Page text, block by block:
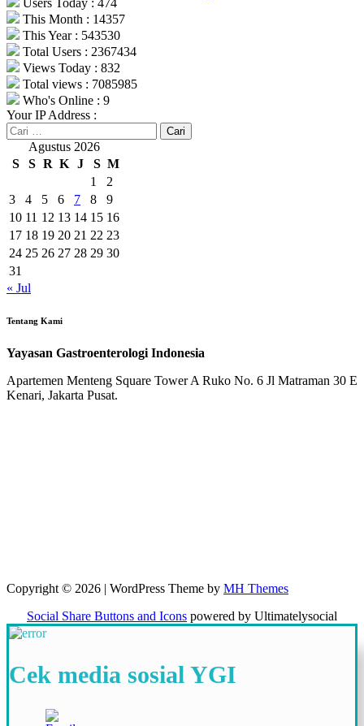
Users Today : 474
This Month : 14357
This Year : 543530
Total Users : 2367434
Views Today : 832
Total views : 7085985
Who's Online : 9
Your IP Address :
Cari
untuk:Agustus 2026
S
S R K J S M
1
2
3
4 5 6 7 8
9
10 11 12 13 14 15 16
17 18 19 20 21 22 23
24 25 26 27 28 29 30
31
« Jul
Tentang Kami
Yayasan Gastroenterologi Indonesia
Apartemen Menteng Square Tower A Ruko No. 6 Jl Matraman 30 E
Kenari, Jakarta Pusat.
Copyright © 2026 | WordPress Theme by MH Themes
Social Share Buttons and Icons powered by Ultimatelysocial
Cek media sosial YGI